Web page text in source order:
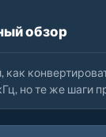
обзор
дискретизации
но те же шаги